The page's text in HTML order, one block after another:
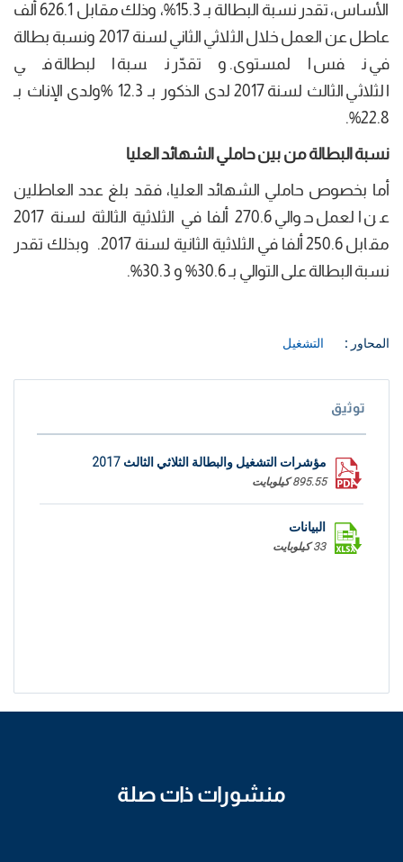
الأساس، تقدر نسبة البطالة بـ 15.3%، وذلك مقابل 626.1 ألف
عاطل عن العمل خلال الثلاثي الثاني لسنة 2017 ونسبة بطالة
في نفس المستوى. وتقدّر نسبة البطالة في
الثلاثي الثالث لسنة 2017 لدى الذكور بـ 12.3 %ولدى الإناث بـ
22.8%.
نسبة البطالة من بين حاملي الشهائد العليا
أما بخصوص حاملي الشهائد العليا، فقد بلغ عدد العاطلين
عن العمل حوالي 270.6 ألفا في الثلاثية الثالثة لسنة 2017
مقابل 250.6 ألفا في الثلاثية الثانية لسنة 2017. وبذلك تقدر
نسبة البطالة على التوالي بـ 30.6% و 30.3%.
المحاور : التشغيل
توثيق
مؤشرات التشغيل والبطالة الثلاثي الثالث 2017
895.55 كيلوبايت
البيانات
33 كيلوبايت
منشورات ذات صلة